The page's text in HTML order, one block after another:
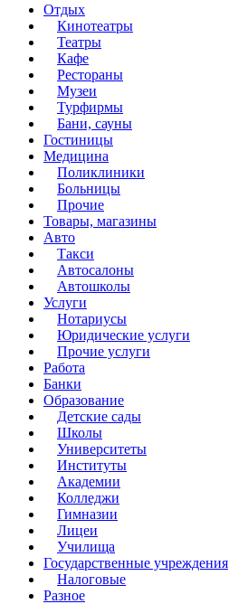
Отдых
Кинотеатры
Театры
Кафе
Рестораны
Музеи
Турфирмы
Бани, сауны
Гостиницы
Медицина
Поликлиники
Больницы
Прочие
Товары, магазины
Авто
Такси
Автосалоны
Автошколы
Услуги
Нотариусы
Юридические услуги
Прочие услуги
Работа
Банки
Образование
Детские сады
Школы
Университеты
Институты
Академии
Колледжи
Гимназии
Лицеи
Училища
Государственные учреждения
Налоговые
Разное